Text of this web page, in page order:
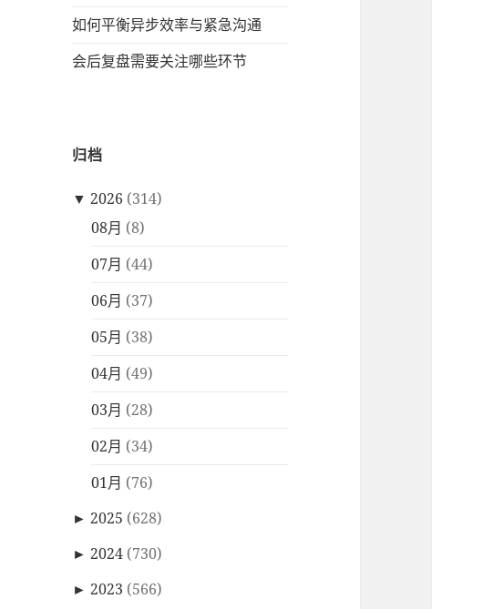
如何平衡异步效率与紧急沟通
会后复盘需要关注哪些环节
归档
▼ 2026 (314)
08月 (8)
07月 (44)
06月 (37)
05月 (38)
04月 (49)
03月 (28)
02月 (34)
01月 (76)
► 2025 (628)
► 2024 (730)
► 2023 (566)